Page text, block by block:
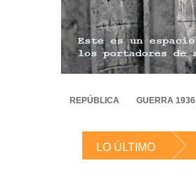
REPÚBLICA GUERRA 1936
LO ÚLTIMO